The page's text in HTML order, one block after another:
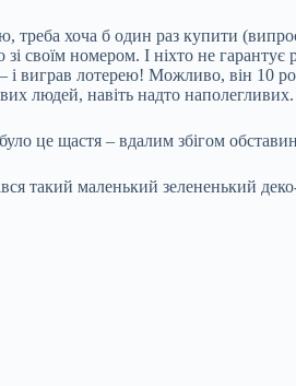
треба хоча б один раз купити
зі своїм номером. І ніхто не
виграв лотерею! Можливо, він 10
людей, навіть надто
це щастя – вдалим збігом
такий маленький зелененький